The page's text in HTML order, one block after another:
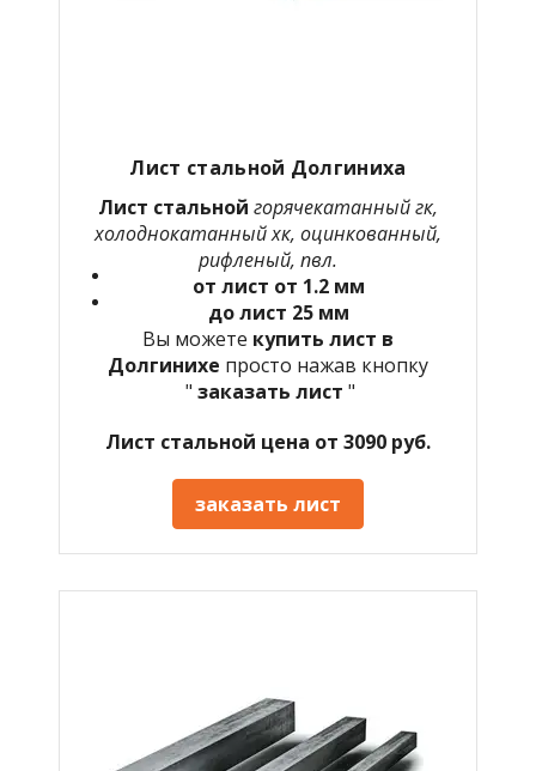
Лист стальной Долгиниха
Лист стальной горячекатанный гк,
холоднокатанный хк, оцинкованный,
рифленый, пвл.
от лист от 1.2 мм
до лист 25 мм
Вы можете купить лист в
Долгинихе просто нажав кнопку
" заказать лист "
Лист стальной цена от 3090 руб.
заказать лист